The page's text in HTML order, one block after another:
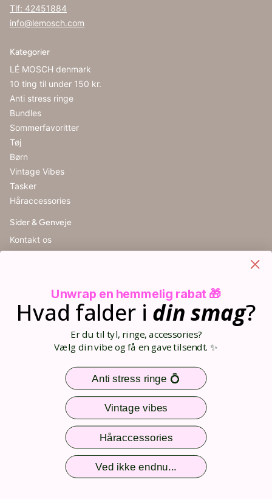
Tlf: 42451884
info@lemosch.com
Kategorier
LÉ MOSCH denmark
10 ting til under 150 kr.
Anti stress ringe
Bundles
Sommerfavoritter
Tøj
Børn
Vintage Vibes
Tasker
Håraccessories
Sider & Genveje
Kontakt os
Handelsbetingelser
Størrelsesguide
Blog
Opret bruger
Nem og sikker betaling
Unwrap en hemmelig rabat 🎁
Hvad falder i din smag?
Er du til tyl, ringe, accessories?
Vælg din vibe og få en gave tilsendt. ✨
Anti stress ringe 💍
Vintage vibes
Håraccessories
Ved ikke endnu...